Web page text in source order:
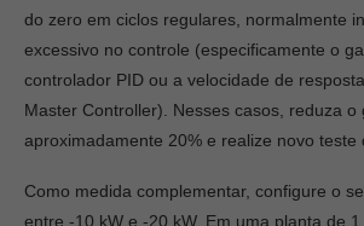
do zero em ciclos regulares, normalmente
excessivo no controle (especificamente o
controlador PID ou a velocidade de
Master Controller). Nesses casos, reduza o
aproximadamente 20% e realize novo teste
Como medida complementar, configure o
entre -10 kW e -20 kW. Em uma planta de